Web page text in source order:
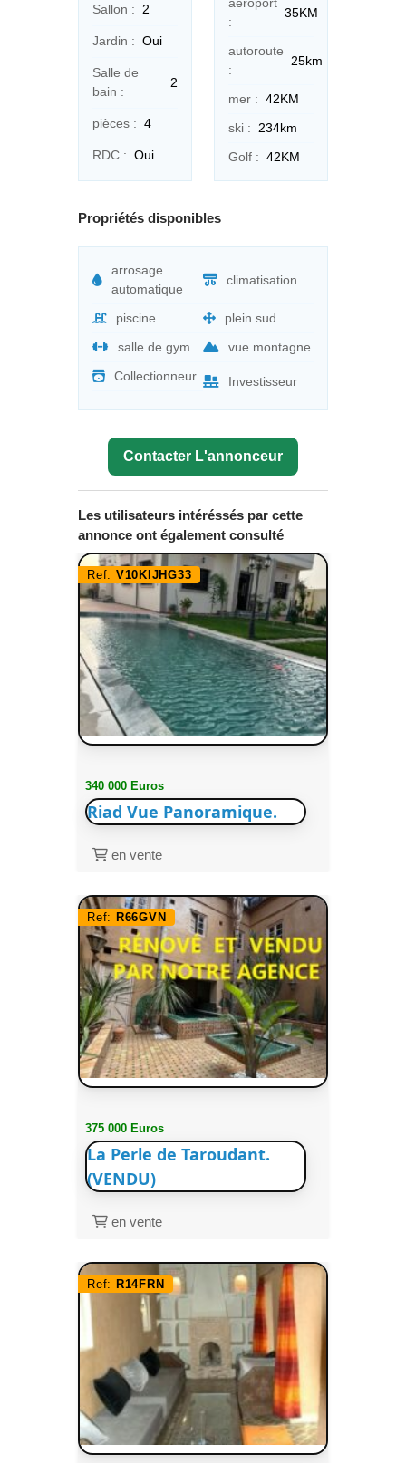
Sallon : 2
Jardin : Oui
Salle de
bain :
2
pièces : 4
RDC : Oui
:
35KM
autoroute
:
25km
mer : 42KM
ski :
234km
Golf : 42KM
Propriétés disponibles
arrosage
automatique
climatisation
piscine
plein sud
salle de gym
vue montagne
Collectionneur
Investisseur
Contacter L'annonceur
Les utilisateurs intéréssés par cette
annonce ont également consulté
Ref: V10KIJHG33
340 000 Euros
Riad Vue Panoramique.
en vente
Ref: R66GVN
375 000 Euros
La Perle de Taroudant.
(VENDU)
en vente
Ref: R14FRN